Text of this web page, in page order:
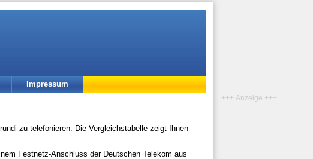
Impressum
zu telefonieren. Die Vergleichstabelle zeigt Ihnen
Festnetz-Anschluss der Deutschen Telekom aus
+++ Anzeige +++